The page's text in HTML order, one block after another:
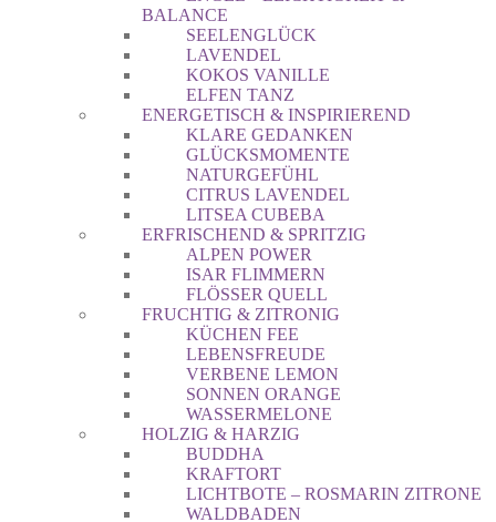
BALANCE
SEELENGLÜCK
LAVENDEL
KOKOS VANILLE
ELFEN TANZ
ENERGETISCH & INSPIRIEREND
KLARE GEDANKEN
GLÜCKSMOMENTE
NATURGEFÜHL
CITRUS LAVENDEL
LITSEA CUBEBA
ERFRISCHEND & SPRITZIG
ALPEN POWER
ISAR FLIMMERN
FLÖSSER QUELL
FRUCHTIG & ZITRONIG
KÜCHEN FEE
LEBENSFREUDE
VERBENE LEMON
SONNEN ORANGE
WASSERMELONE
HOLZIG & HARZIG
BUDDHA
KRAFTORT
LICHTBOTE – ROSMARIN ZITRONE
WALDBADEN